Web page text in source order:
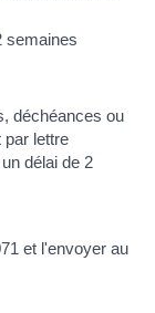
semaines
déchéances ou
par lettre
délai de 2
et l'envoyer au